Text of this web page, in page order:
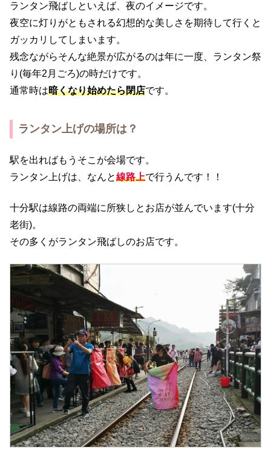
ランタン飛ばしといえば、夜のイメージです。
夜空に灯りがともされる幻想的な美しさを期待して行くと
ガッカリしてしまいます。
残念ながらそんな絶景が広がるのは年に一度、ランタン祭
り(毎年2月ごろ)の時だけです。
通常時は暗くなり始めたら閉店です。
ランタン上げの場所は？
駅を出ればもうそこが会場です。
ランタン上げは、なんと線路上で行うんです！！
十分駅は線路の両端に所狭しとお店が並んでいます(十分
老街)。
その多くがランタン飛ばしのお店です。